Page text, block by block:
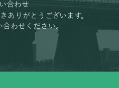
合わせ
ありがとうございます。
わせください。